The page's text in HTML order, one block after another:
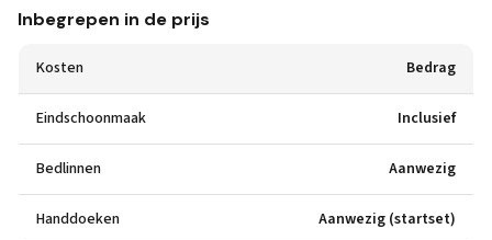
Inbegrepen in de prijs
Kosten Bedrag
Eindschoonmaak Inclusief
Bedlinnen Aanwezig
Handdoeken Aanwezig (startset)